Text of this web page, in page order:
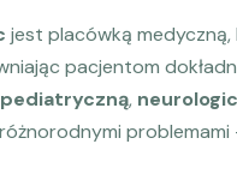
jest placówką
pacjentom
,